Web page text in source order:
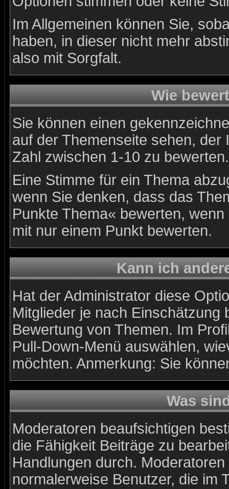
Im Allgemeinen können Sie,
haben, in dieser nicht mehr
also mit Sorgfalt.
Wie
Sie können einen
auf der Themenseite sehen,
Zahl zwischen 1-10 zu bewerten.
Eine Stimme für ein Thema
wenn Sie denken, dass das
Punkte Thema« bewerten,
mit nur einem Punkt bewerten.
Kann ich
Hat der Administrator diese
Mitglieder je nach Einschätzung
Bewertung von Themen. Im
Pull-Down-Menü auswählen,
möchten. Anmerkung: Sie
Was
Moderatoren beaufsichtigen
die Fähigkeit Beiträge zu
Handlungen durch.
normalerweise Benutzer, die im